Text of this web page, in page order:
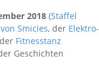
2018 (Staffel
Smicies, der Elektro-
Fitnesstanz
Geschichten